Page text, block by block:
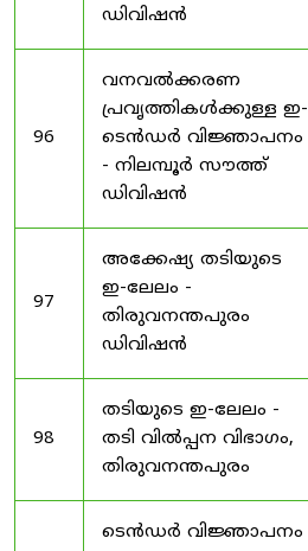
ഡിവിഷൻ
96
വനവൽക്കരണ
പ്രവൃത്തികൾക്കുള്ള ഇ-
ടെൻഡർ വിജ്ഞാപനം
- നിലമ്പൂർ സൗത്ത്
ഡിവിഷൻ
97
അക്കേഷ്യ തടിയുടെ
ഇ-ലേലം -
തിരുവനന്തപുരം
ഡിവിഷൻ
98
തടിയുടെ ഇ-ലേലം -
തടി വിൽപ്പന വിഭാഗം,
തിരുവനന്തപുരം
ടെൻഡർ വിജ്ഞാപനം